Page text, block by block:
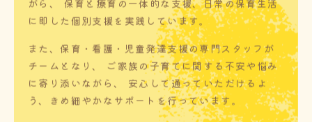
に即した個別支援を実践しています。
また、保育・看護・児童発達支援の専門スタッフが
チームとなり、 ご家族の子育てに関する不安や悩み
に寄り添いながら、 安心して通っていただけるよ
う、きめ細やかなサポートを行っています。